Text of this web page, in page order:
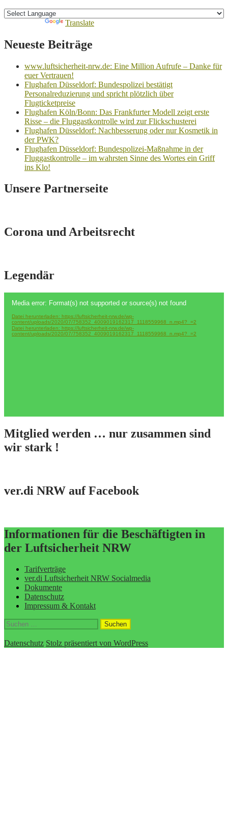
Translate
Neueste Beiträge
www.luftsicherheit-nrw.de: Eine Million Aufrufe – Danke für
euer Vertrauen!
Flughafen Düsseldorf: Bundespolizei bestätigt
Personalreduzierung und spricht plötzlich über
Flugticketpreise
Flughafen Köln/Bonn: Das Frankfurter Modell zeigt erste
Risse – die Fluggastkontrolle wird zur Flickschusterei
Flughafen Düsseldorf: Nachbesserung oder nur Kosmetik in
der PWK?
Flughafen Düsseldorf: Bundespolizei-Maßnahme in der
Fluggastkontrolle – im wahrsten Sinne des Wortes ein Griff
ins Klo!
Unsere Partnerseite
Corona und Arbeitsrecht
Legendär
Player
Media error: Format(s) not supported or source(s) not found
Datei herunterladen: https://luftsicherheit-nrw.de/wp-
content/uploads/2020/07/758352_4009019162317_1118559968_n.mp4?_=2
Datei herunterladen: https://luftsicherheit-nrw.de/wp-
content/uploads/2020/07/758352_4009019162317_1118559968_n.mp4?_=2
Mitglied werden … nur zusammen sind
wir stark !
ver.di NRW auf Facebook
Informationen für die Beschäftigten in
der Luftsicherheit NRW
Tarifverträge
ver.di Luftsicherheit NRW Socialmedia
Dokumente
Datenschutz
Impressum & Kontakt
Suchen
nach:
Datenschutz Stolz präsentiert von WordPress